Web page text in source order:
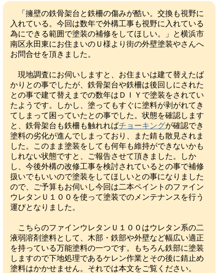
「擁壁の鉄骨架台と鉄柵の傷みが酷い。交換も視野に
入れている。今回は数年で外構工事も視野に入れている
為にできる範囲で塗装の補修をしてほしい。」と横浜市
南区永田東にお住まいのＵ様より街の外壁塗装やさんへ
お問合せを頂きました。
現地調査にお伺いしますと、お住まいは建て替えたば
かりとの事でしたが、鉄骨架台や鉄柵は後回しにされた
との事で建て替えまでの数年はＤＩＹで塗装をされてい
たようです。しかし、塗ってもすぐに塗料が剥がれてき
てしまって困っていたとの事でした。状態を確認します
と、鉄骨架台も鉄柵も触れればチョーキングが確認でき
塗料の劣化が進んでしまっており、また錆も散見されま
した。このまま塗装をしても何年も維持ができないかも
しれない状態ですと、ご報告させて頂きました。しか
し、今後外構の改修工事を検討されているとの事で補修
扱いでもいいので塗装をしてほしいとの事になりました
ので、ご予算もお伺いし今回は二本ペイントのファイン
ウレタンＵ１００を使って塗装でのメンテナンスを行う
運びとなりました。
こちらのファインウレタンＵ１００はウレタン系の二
液弱溶剤塗料として、木部・鉄部や外壁など幅広い適正
を持っている万能塗料の一つです。もちろん鉄部に塗装
しますので下地処理であるケレン作業とその後に錆止め
塗料はかかせません。それでは本文をご覧ください。